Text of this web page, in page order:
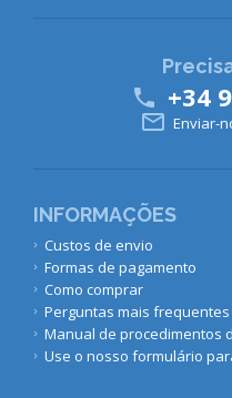
INFORMAÇÕES
Custos de envio
Formas de pagamento
Como comprar
Perguntas mais frequentes
Manual de procedimentos
Use o nosso formulário
 +34
 Enviar-